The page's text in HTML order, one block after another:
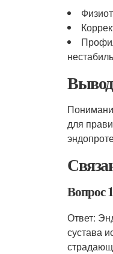
Вывод
для
Вопрос
Ответ:
сустава